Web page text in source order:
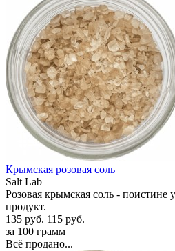
Крымская розовая соль
Salt Lab
Розовая крымская соль - поистине
продукт.
135 руб. 115 руб.
за 100 грамм
Всё продано...